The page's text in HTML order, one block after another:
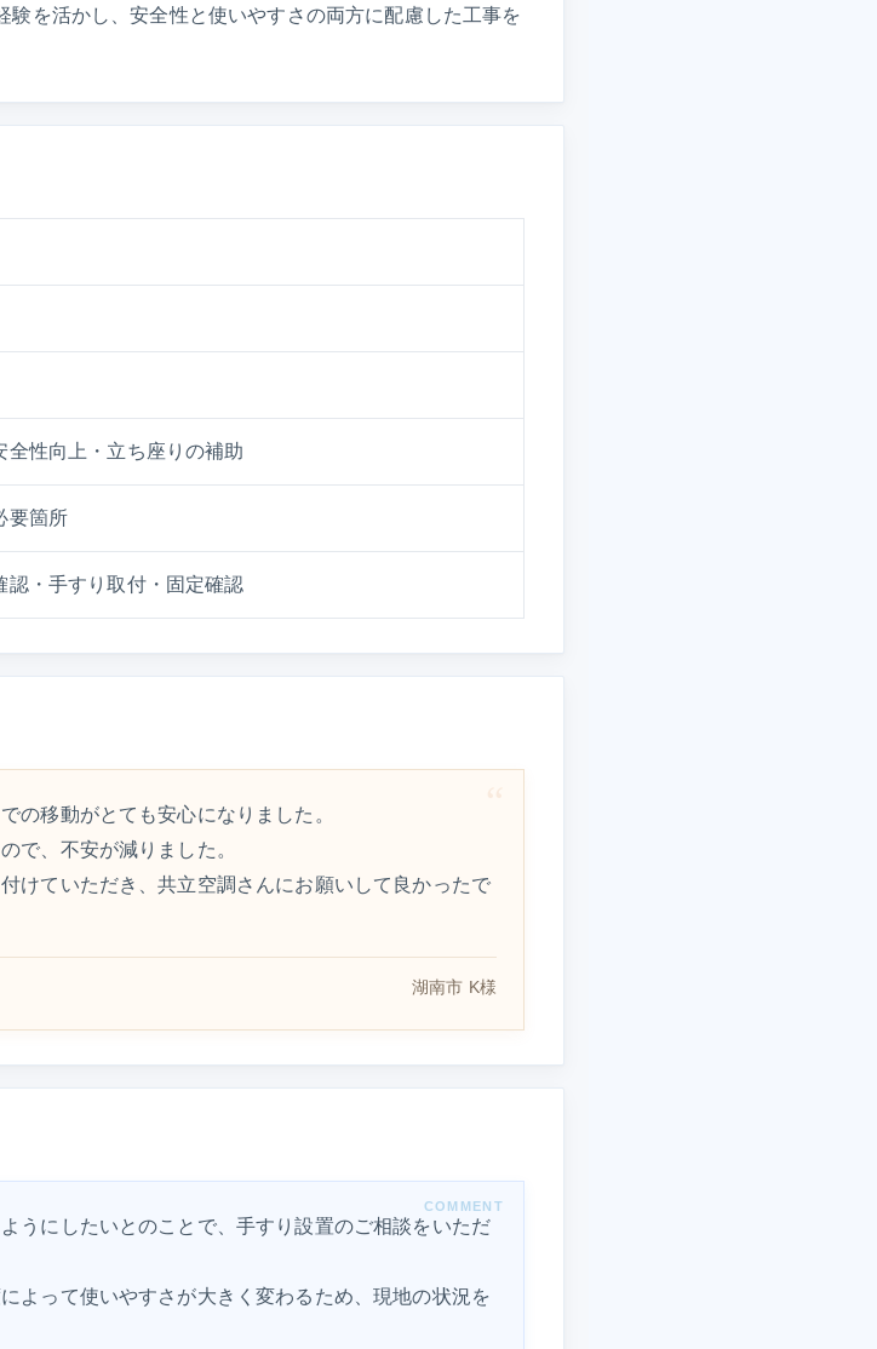
験を活かし、安全性と使いやすさの両方に配慮した工事を
全性向上・立ち座りの補助
要箇所
認・手すり取付・固定確認
の移動がとても安心になりました。
で、不安が減りました。
けていただき、共立空調さんにお願いして良かったで
湖南市 K様
うにしたいとのことで、手すり設置のご相談をいただ
よって使いやすさが大きく変わるため、現地の状況を